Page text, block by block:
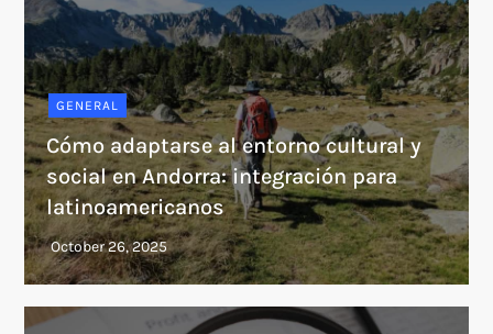
GENERAL
Cómo adaptarse al entorno cultural y
social en Andorra: integración para
latinoamericanos